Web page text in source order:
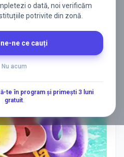
o dată, noi verificăm
potrivite din zonă.
ne ce cauți
Nu acum
te în program și primești 3 luni
gratuit.